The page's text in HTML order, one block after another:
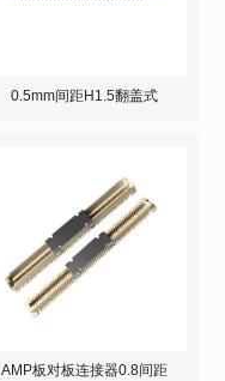
0.5mm间距H1.5翻盖式
AMP板对板连接器0.8间距